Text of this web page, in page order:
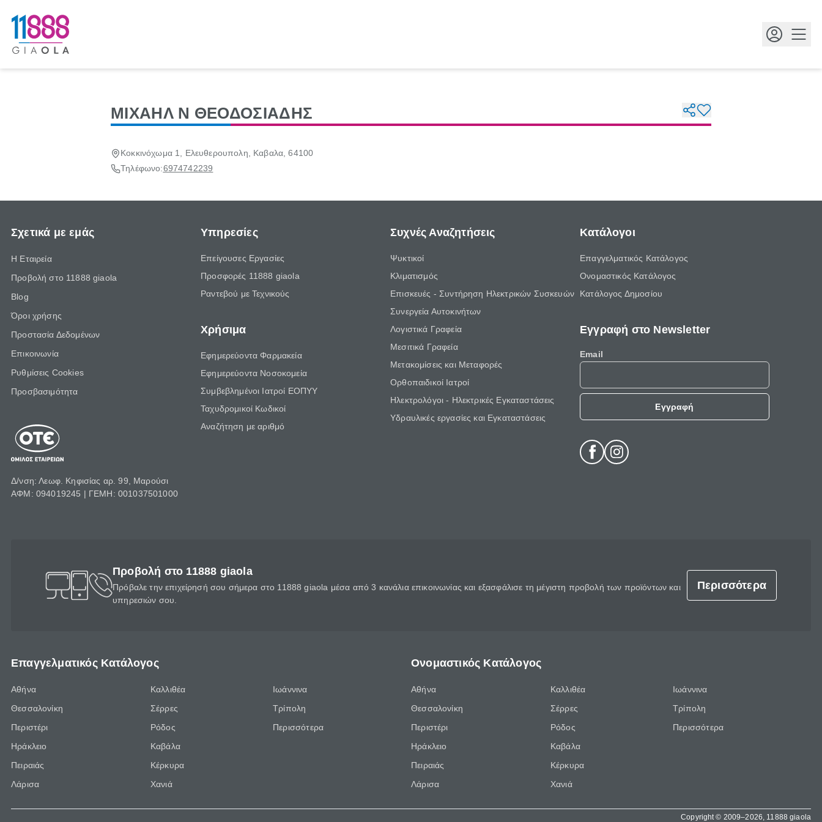
ΜΙΧΑΗΛ Ν ΘΕΟΔΟΣΙΑΔΗΣ
Κοκκινόχωμα 1, Ελευθερουπολη, Καβαλα, 64100
Τηλέφωνο:6974742239
Σχετικά με εμάς
Η Εταιρεία
Προβολή στο 11888 giaola
Blog
Όροι χρήσης
Προστασία Δεδομένων
Επικοινωνία
Ρυθμίσεις Cookies
Προσβασιμότητα
Δ/νση: Λεωφ. Κηφισίας αρ. 99, Μαρούσι
ΑΦΜ: 094019245 | ΓΕΜΗ: 001037501000
Υπηρεσίες
Επείγουσες Εργασίες
Προσφορές 11888 giaola
Ραντεβού με Τεχνικούς
Χρήσιμα
Εφημερεύοντα Φαρμακεία
Εφημερεύοντα Νοσοκομεία
Συμβεβλημένοι Ιατροί ΕΟΠΥΥ
Ταχυδρομικοί Κωδικοί
Αναζήτηση με αριθμό
Συχνές Αναζητήσεις
Ψυκτικοί
Κλιματισμός
Επισκευές - Συντήρηση Ηλεκτρικών Συσκευών
Συνεργεία Αυτοκινήτων
Λογιστικά Γραφεία
Μεσιτικά Γραφεία
Μετακομίσεις και Μεταφορές
Ορθοπαιδικοί Ιατροί
Ηλεκτρολόγοι - Ηλεκτρικές Εγκαταστάσεις
Υδραυλικές εργασίες και Εγκαταστάσεις
Κατάλογοι
Επαγγελματικός Κατάλογος
Ονομαστικός Κατάλογος
Κατάλογος Δημοσίου
Εγγραφή στο Newsletter
Email
Εγγραφή
Προβολή στο 11888 giaola
Πρόβαλε την επιχείρησή σου σήμερα στο 11888 giaola μέσα από 3 κανάλια επικοινωνίας και εξασφάλισε τη μέγιστη προβολή των προϊόντων και
υπηρεσιών σου.
Περισσότερα
Επαγγελματικός Κατάλογος
Αθήνα
Θεσσαλονίκη
Περιστέρι
Ηράκλειο
Πειραιάς
Λάρισα
Καλλιθέα
Σέρρες
Ρόδος
Καβάλα
Κέρκυρα
Χανιά
Ιωάννινα
Τρίπολη
Περισσότερα
Ονομαστικός Κατάλογος
Αθήνα
Θεσσαλονίκη
Περιστέρι
Ηράκλειο
Πειραιάς
Λάρισα
Καλλιθέα
Σέρρες
Ρόδος
Καβάλα
Κέρκυρα
Χανιά
Ιωάννινα
Τρίπολη
Περισσότερα
Copyright © 2009–2026, 11888 giaola